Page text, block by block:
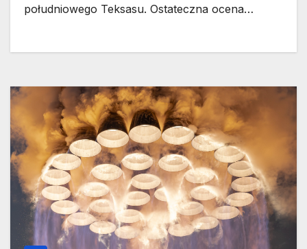
południowego Teksasu. Ostateczna ocena…